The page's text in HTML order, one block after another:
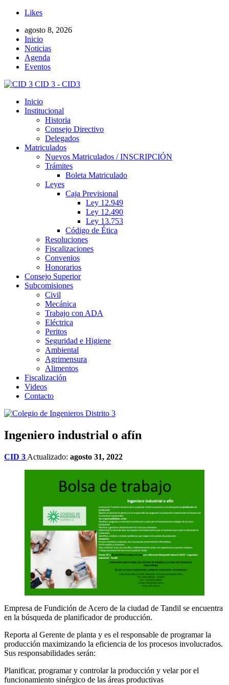
Likes
agosto 8, 2026
Inicio
Noticias
Agenda
Eventos
CID 3 - CID3
Inicio
Institucional
Historia
Consejo Directivo
Delegados
Matriculados
Nuevos Matriculados / INSCRIPCIÓN
Trámites
Boleta Matriculado
Leyes
Caja Previsional
Ley 12.949
Ley 12.490
Ley 13.753
Código de Ética
Resoluciones
Fiscalizaciones
Convenios
Honorarios
Consejo Superior
Subcomisiones
Civil
Mecánica
Trabajo con ADA
Eléctrica
Peritos
Seguridad e Higiene
Ambiental
Agrimensura
Alimentos
Fiscalización
Videos
Contacto
Ingeniero industrial o afín
CID 3 Actualizado: agosto 31, 2022
Empresa de Fundición de Acero de la ciudad de Tandil se encuentra
en la búsqueda de planificador de producción.
Reporta al Gerente de planta y es el responsable de programar la
producción maximizando la eficiencia de los procesos involucrados.
Sus responsabilidades serán:
Planificar, programar y controlar la producción y velar por el
funcionamiento sinérgico de las áreas productivas